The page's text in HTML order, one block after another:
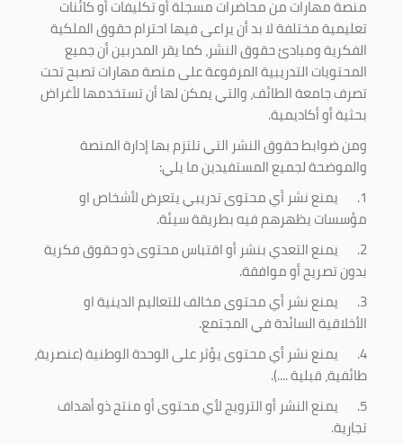
منصة مهارات من محاضرات مسجلة أو تكليفات أو كائنات
تعليمية مختلفة لا بد أن يراعى فيها احترام حقوق الملكية
الفكرية ومبادئ حقوق النشر، كما يقر المدربين أن جميع
المحتويات التدريبية المرفوعة على منصة مهارات تصبح تحت
تصرف جامعة الطائف، والتي يمكن لها أن تستخدمها لأغراض
بحثية أو أكاديمية.
ومن ضوابط حقوق النشر التي تلتزم بها إدارة المنصة
والموضحة لجميع المستفيدين ما يلي:
1.
يمنع نشر أي محتوى تدريبي يتعرض لأشخاص او
مؤسسات يظهرهم فيه بطريقة سيئة.
2.
يمنع التعدي بنشر أو اقتباس محتوى ذو حقوق فكرية
بدون تصريح أو موافقة.
3.
يمنع نشر أي محتوى مخالف للتعاليم الدينية او
الأخلاقية السائدة في المجتمع.
4.
يمنع نشر أي محتوى يؤثر على الوحدة الوطنية (عنصرية،
طائفية، قبلية ....).
5.
يمنع النشر أو الترويج لأي محتوى أو منتج ذو أهداف
تجارية.